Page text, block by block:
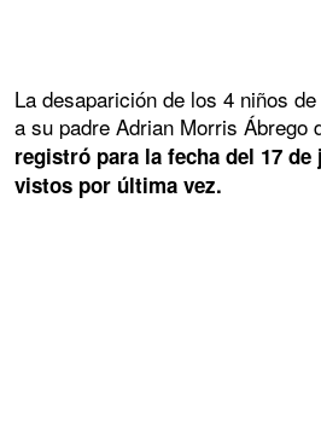
La desaparición de los 4 niños
a su padre Adrian Morris Ábrego
registró para la fecha del 17
vistos por última vez.